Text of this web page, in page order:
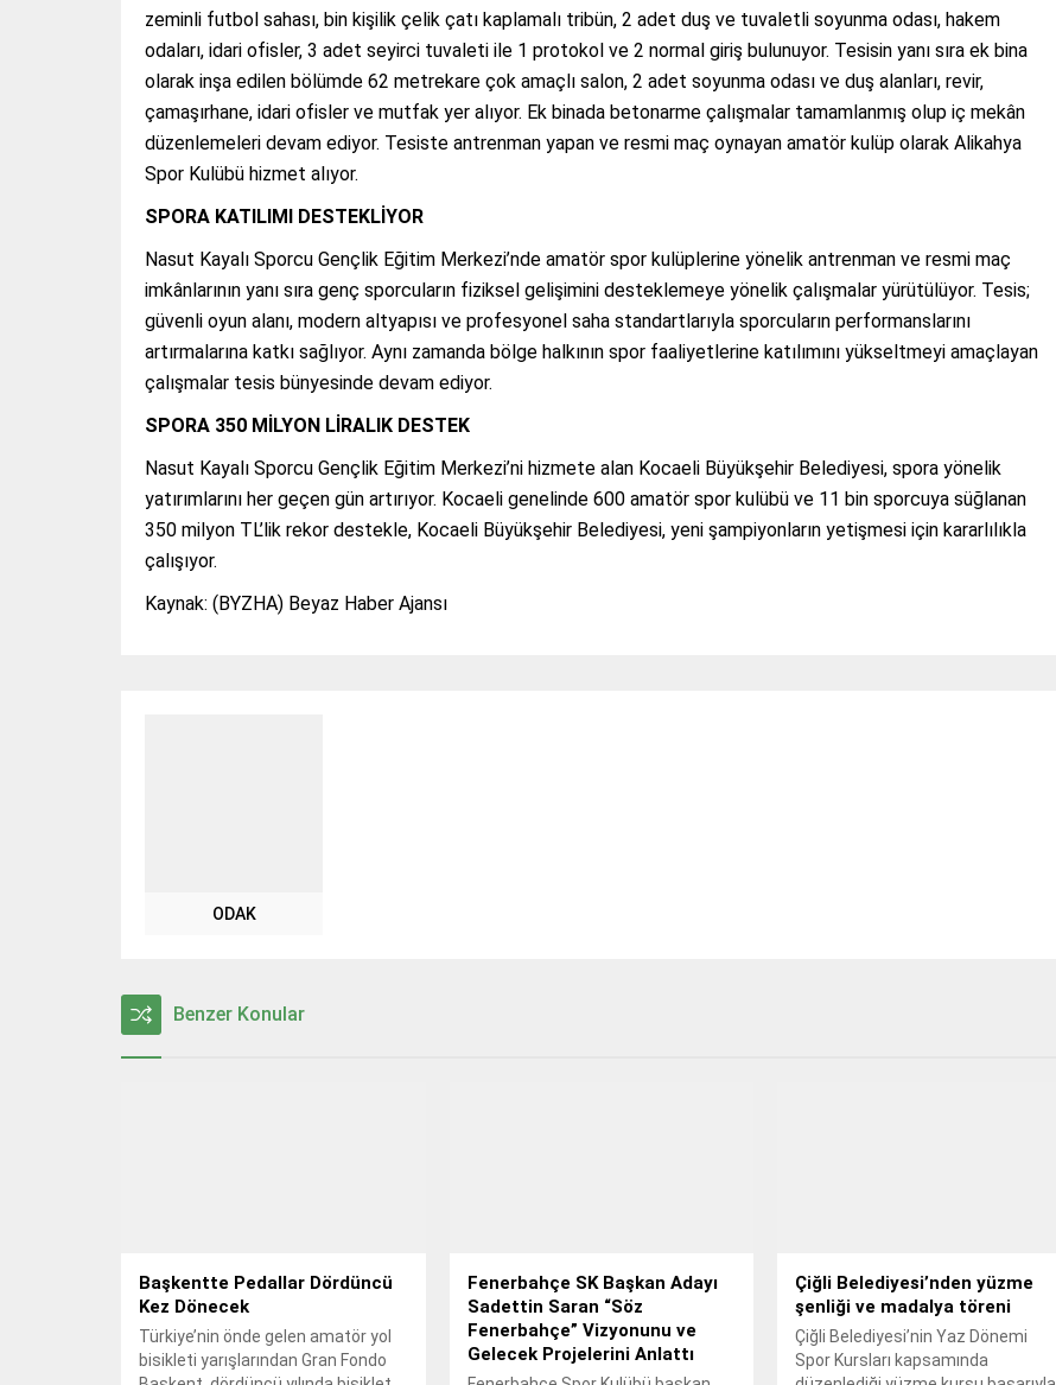
zeminli futbol sahası, bin kişilik çelik çatı kaplamalı tribün, 2 adet duş ve tuvaletli soyunma odası, hakem
odaları, idari ofisler, 3 adet seyirci tuvaleti ile 1 protokol ve 2 normal giriş bulunuyor. Tesisin yanı sıra ek bina
olarak inşa edilen bölümde 62 metrekare çok amaçlı salon, 2 adet soyunma odası ve duş alanları, revir,
çamaşırhane, idari ofisler ve mutfak yer alıyor. Ek binada betonarme çalışmalar tamamlanmış olup iç mekân
düzenlemeleri devam ediyor. Tesiste antrenman yapan ve resmi maç oynayan amatör kulüp olarak Alikahya
Spor Kulübü hizmet alıyor.
SPORA KATILIMI DESTEKLİYOR
Nasut Kayalı Sporcu Gençlik Eğitim Merkezi’nde amatör spor kulüplerine yönelik antrenman ve resmi maç
imkânlarının yanı sıra genç sporcuların fiziksel gelişimini desteklemeye yönelik çalışmalar yürütülüyor. Tesis;
güvenli oyun alanı, modern altyapısı ve profesyonel saha standartlarıyla sporcuların performanslarını
artırmalarına katkı sağlıyor. Aynı zamanda bölge halkının spor faaliyetlerine katılımını yükseltmeyi amaçlayan
çalışmalar tesis bünyesinde devam ediyor.
SPORA 350 MİLYON LİRALIK DESTEK
Nasut Kayalı Sporcu Gençlik Eğitim Merkezi’ni hizmete alan Kocaeli Büyükşehir Belediyesi, spora yönelik
yatırımlarını her geçen gün artırıyor. Kocaeli genelinde 600 amatör spor kulübü ve 11 bin sporcuya süğlanan
350 milyon TL’lik rekor destekle, Kocaeli Büyükşehir Belediyesi, yeni şampiyonların yetişmesi için kararlılıkla
çalışıyor.
Kaynak: (BYZHA) Beyaz Haber Ajansı
ODAK
Benzer Konular
Başkentte Pedallar Dördüncü
Kez Dönecek
Türkiye’nin önde gelen amatör yol
bisikleti yarışlarından Gran Fondo
Fenerbahçe SK Başkan Adayı
Sadettin Saran “Söz
Fenerbahçe” Vizyonunu ve
Gelecek Projelerini Anlattı
Çiğli Belediyesi’nden yüzme
şenliği ve madalya töreni
Çiğli Belediyesi’nin Yaz Dönemi
Spor Kursları kapsamında